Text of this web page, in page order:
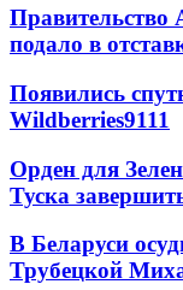
подало в
Появились
Wildberries9111
Орден для
Туска
В Беларуси
Трубецкой